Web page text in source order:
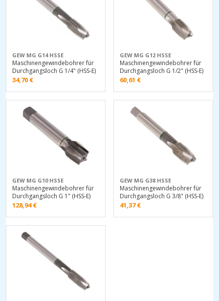
GEW MG G14 HSSE
Maschinengewindebohrer für
Durchgangsloch G 1/4" (HSS-E)
34,70 €
GEW MG G12 HSSE
Maschinengewindebohrer für
Durchgangsloch G 1/2" (HSS-E)
60,61 €
GEW MG G10 HSSE
Maschinengewindebohrer für
Durchgangsloch G 1" (HSS-E)
128,94€
GEW MG G38 HSSE
Maschinengewindebohrer für
Durchgangsloch G 3/8" (HSS-E)
41,37€